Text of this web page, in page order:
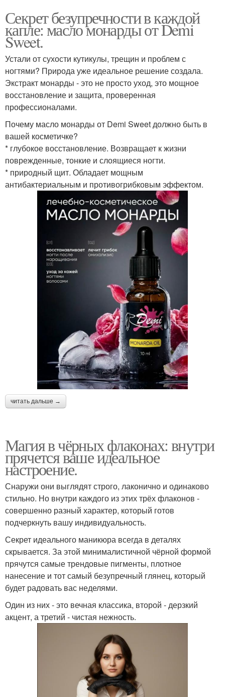
Секрет безупречности в каждой
капле: масло монарды от Demi
Sweet.
Устали от сухости кутикулы, трещин и проблем с
ногтями? Природа уже идеальное решение создала.
Экстракт монарды - это не просто уход, это мощное
восстановление и защита, проверенная
профессионалами.
Почему масло монарды от Demi Sweet должно быть в
вашей косметичке?
* глубокое восстановление. Возвращает к жизни
поврежденные, тонкие и слоящиеся ногти.
* природный щит. Обладает мощным
антибактериальным и противогрибковым эффектом.
читать дальше →
Магия в чёрных флаконах: внутри
прячется ваше идеальное
настроение.
Снаружи они выглядят строго, лаконично и одинаково
стильно. Но внутри каждого из этих трёх флаконов -
совершенно разный характер, который готов
подчеркнуть вашу индивидуальность.
Секрет идеального маникюра всегда в деталях
скрывается. За этой минималистичной чёрной формой
прячутся самые трендовые пигменты, плотное
нанесение и тот самый безупречный глянец, который
будет радовать вас неделями.
Один из них - это вечная классика, второй - дерзкий
акцент, а третий - чистая нежность.